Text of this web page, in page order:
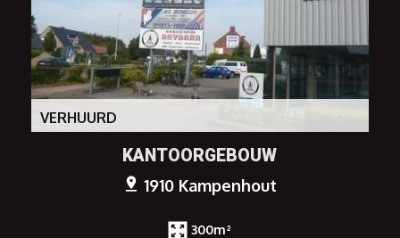
VERHUURD
KANTOORGEBOUW
1910 Kampenhout
300m²